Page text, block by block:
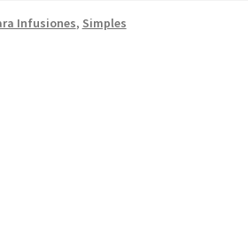
Infusiones, Simples